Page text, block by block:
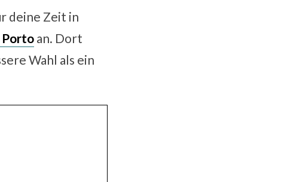
deine Zeit in
Portoan. Dort
Wahl als ein